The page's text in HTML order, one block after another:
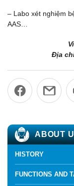
– Labo xét nghiệm
AAS…
Địa
ABOUT
HISTORY
FUNCTIONS AND